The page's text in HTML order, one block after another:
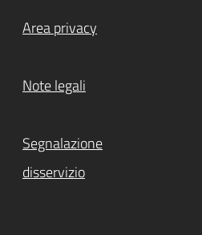
Area privacy
Note legali
Segnalazione
disservizio